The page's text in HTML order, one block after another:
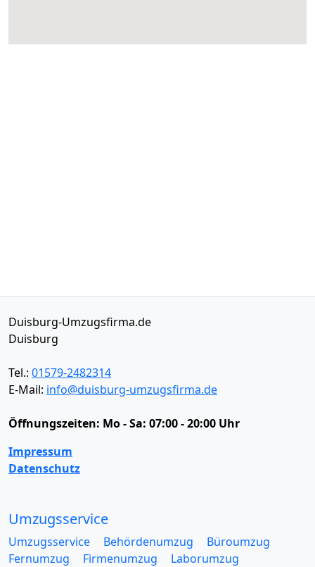
Duisburg-Umzugsfirma.de
Duisburg
Tel.: 01579-2482314
E-Mail: info@duisburg-umzugsfirma.de
Öffnungszeiten: Mo - Sa: 07:00 - 20:00 Uhr
Impressum
Datenschutz
Umzugsservice
Umzugsservice Behördenumzug
Büroumzug
Fernumzug
Firmenumzug
Laborumzug